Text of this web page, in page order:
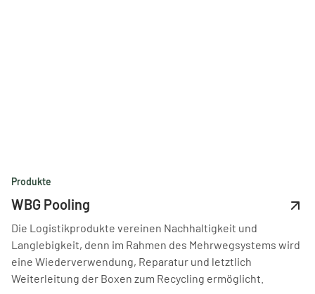
Produkte
WBG Pooling
Die Logistikprodukte vereinen Nachhaltigkeit und
Langlebigkeit, denn im Rahmen des Mehrwegsystems wird
eine Wiederverwendung, Reparatur und letztlich
Weiterleitung der Boxen zum Recycling ermöglicht.